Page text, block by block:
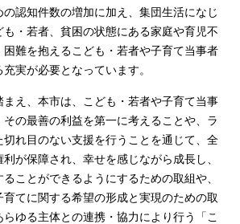
認知件数の増加に加え、集団生活になじ
・若者、貧困の状態にある家庭や育児不
難を抱えるこども・若者や子育て当事者
実が必要となっています。
え、本市は、こども・若者や子育て当事
の最善の利益を第一に考えることや、ラ
切れ目のない支援を行うことを通じて、全
が保障され、幸せを感じながら成長し、
ことができるようにするための取組や、
てに関する希望の形成と実現のための取
ゆる主体との連携・協力により行う「こ